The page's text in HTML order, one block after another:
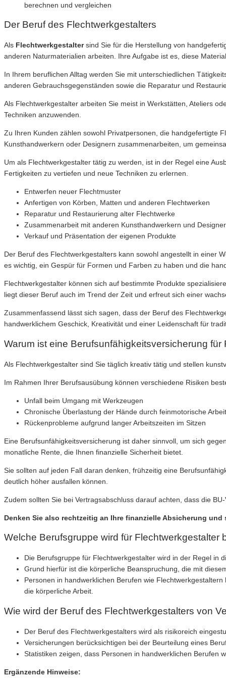
berechnen und vergleichen
Der Beruf des Flechtwerkgestalters
Als Flechtwerkgestaltersind Sie für die Herstellung von
anderen Naturmaterialien arbeiten. Ihre Aufgabe ist es, diese
In Ihrem beruflichen Alltag werden Sie mit unterschiedlichen
anderen Gebrauchsgegenständen sowie die Reparatur und
Als Flechtwerkgestalter arbeiten Sie meist in Werkstätten, Ateliers
Techniken anzuwenden.
Zu Ihren Kunden zählen sowohl Privatpersonen, die handgefertigte
Kunsthandwerkern oder Designern zusammenarbeiten, um
Um als Flechtwerkgestalter tätig zu werden, ist in der Regel eine
Fertigkeiten zu vertiefen und neue Techniken zu erlernen.
Entwerfen neuer Flechtmuster
Anfertigen von Körben, Matten und anderen Flechtwerken
Reparatur und Restaurierung alter Flechtwerke
Zusammenarbeit mit anderen Kunsthandwerkern und
Verkauf und Präsentation der eigenen Produkte
Der Beruf des Flechtwerkgestalters kann sowohl angestellt in einer
es wichtig, ein Gespür für Formen und Farben zu haben und die
Flechtwerkgestalter können sich auf bestimmte Produkte
liegt dieser Beruf auch im Trend der Zeit und erfreut sich einer
Zusammenfassend lässt sich sagen, dass der Beruf des
handwerklichem Geschick, Kreativität und einer Leidenschaft für
Warum ist eine Berufsunfähigkeitsversicherung
Als Flechtwerkgestalter sind Sie täglich kreativ tätig und stellen
Im Rahmen Ihrer Berufsausübung können verschiedene Risiken
Unfall beim Umgang mit Werkzeugen
Chronische Überlastung der Hände durch feinmotorische
Rückenprobleme aufgrund langer Arbeitszeiten im Sitzen
Eine Berufsunfähigkeitsversicherung ist daher sinnvoll, um sich
monatliche Rente, die Ihnen finanzielle Sicherheit bietet.
Sie sollten auf jeden Fall daran denken, frühzeitig eine
deutlich höher ausfallen können.
Zudem sollten Sie bei Vertragsabschluss darauf achten, dass die
Denken Sie also rechtzeitig an Ihre finanzielle Absicherung
Welche Berufsgruppe wird für
Die Berufsgruppe für Flechtwerkgestalter wird in der Regel in
Grund hierfür ist die körperliche Beanspruchung, die mit
Personen in handwerklichen Berufen wie
die körperliche Arbeit.
Wie wird der Beruf des Flechtwerkgestalters von
Der Beruf des Flechtwerkgestalters wird als risikoreich
Versicherungen berücksichtigen bei der Beurteilung eines
Statistiken zeigen, dass Personen in handwerklichen Berufen
Ergänzende Hinweise: